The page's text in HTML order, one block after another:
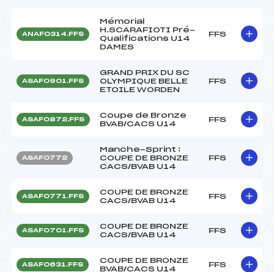
ANAF0314.FFS
Mémorial
H.SCARAFIOTI Pré-
Qualifications U14
DAMES
FFS
ASAF0901.FFS
GRAND PRIX DU SC
OLYMPIQUE BELLE
ETOILE WORDEN
FFS
ASAF0872.FFS
Coupe de Bronze
BVAB/CACS U14
FFS
ASAF0772
Manche-Sprint :
COUPE DE BRONZE
CACS/BVAB U14
FFS
ASAF0771.FFS
COUPE DE BRONZE
CACS/BVAB U14
FFS
ASAF0701.FFS
COUPE DE BRONZE
CACS/BVAB U14
FFS
ASAF0631.FFS
COUPE DE BRONZE
BVAB/CACS U14
FFS